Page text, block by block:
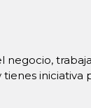
iniciativa